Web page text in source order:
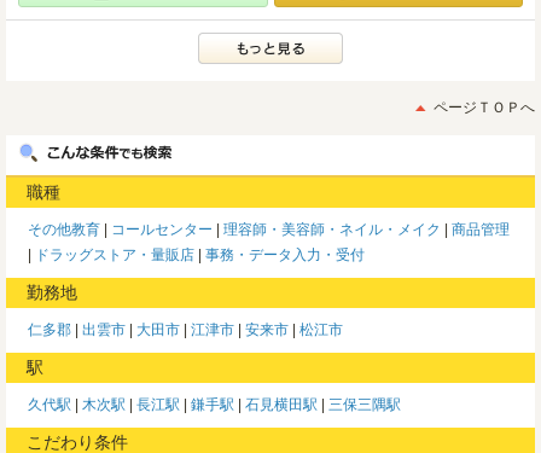
ページＴＯＰへ
職種
その他教育 コールセンター 理容師・美容師・ネイル・メイク
商品管理
ドラッグストア・量販店
事務・データ入力・受付
勤務地
仁多郡 出雲市 大田市 江津市 安来市 松江市
駅
久代駅 木次駅 長江駅 鎌手駅 石見横田駅 三保三隅駅
こだわり条件